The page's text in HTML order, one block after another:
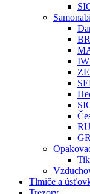
Tlmiče a